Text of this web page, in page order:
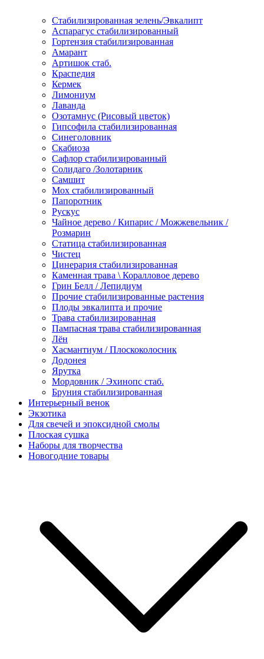
Стабилизированная зелень/Эвкалипт
Аспарагус стабилизированный
Гортензия стабилизированная
Амарант
Артишок стаб.
Краспедия
Кермек
Лимониум
Лаванда
Озотамнус (Рисовый цветок)
Гипсофила стабилизированная
Синеголовник
Скабиоза
Сафлор стабилизированный
Солидаго /Золотарник
Самшит
Мох стабилизированный
Папоротник
Рускус
Чайное дерево / Кипарис / Можжевельник /
Розмарин
Статица стабилизированная
Чистец
Цинерария стабилизированная
Каменная трава \ Коралловое дерево
Грин Белл / Лепидиум
Прочие стабилизированные растения
Плоды эвкалипта и прочие
Трава стабилизированная
Пампасная трава стабилизированная
Лён
Хасмантиум / Плоскоколосник
Додонея
Ярутка
Мордовник / Эхинопс стаб.
Бруния стабилизированная
Интерьерный венок
Экзотика
Для свечей и эпоксидной смолы
Плоская сушка
Наборы для творчества
Новогодние товары